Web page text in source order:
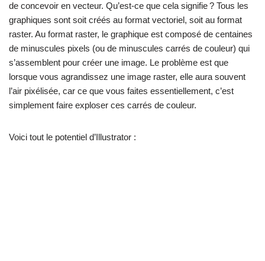
de concevoir en vecteur. Qu’est-ce que cela signifie ? Tous les
graphiques sont soit créés au format vectoriel, soit au format
raster. Au format raster, le graphique est composé de centaines
de minuscules pixels (ou de minuscules carrés de couleur) qui
s’assemblent pour créer une image. Le problème est que
lorsque vous agrandissez une image raster, elle aura souvent
l’air pixélisée, car ce que vous faites essentiellement, c’est
simplement faire exploser ces carrés de couleur.
Voici tout le potentiel d’Illustrator :